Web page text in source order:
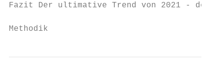
Fazit Der ultimative Trend von 2021 - der
Methodik